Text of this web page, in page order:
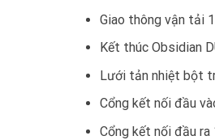
Giao thông vận tải
Kết thúc Obsidian
Lưới tản nhiệt bột
Cổng kết nối đầu
Cổng kết nối đầu ra